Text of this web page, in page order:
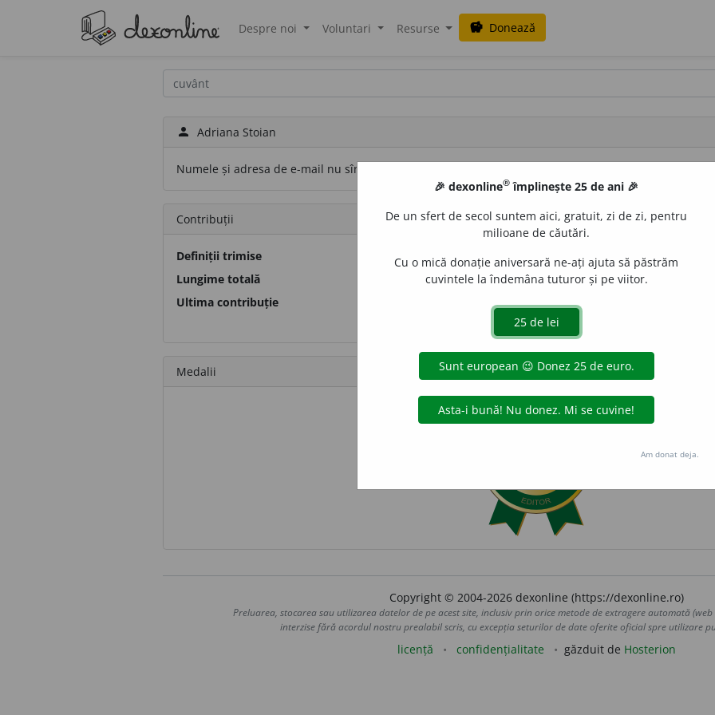
Despre noi Voluntari Resurse savings Donează
person Adriana Stoian
Numele și adresa de e-mail nu sînt vizibile.
Contribuții
Definiții trimise
549 (locul 31)
Lungime totală
126.034 caractere (locul 31)
Ultima contribuție
Medalii
Copyright © 2004-2026 dexonline (https://dexonline.ro)
Preluarea, stocarea sau utilizarea datelor de pe acest site, inclusiv prin orice metode de extragere automată
interzise fără acordul nostru prealabil scris, cu excepția seturilor de date oferite oficial spre utilizare
licență confidențialitate găzduit de Hosterion
🎉 dexonline® împlinește 25 de ani 🎉
De un sfert de secol suntem aici, gratuit, zi de zi, pentru
milioane de căutări.
Cu o mică donație aniversară ne-ați ajuta să păstrăm
cuvintele la îndemâna tuturor și pe viitor.
Am donat deja.